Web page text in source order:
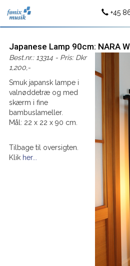
+45
Japanese Lamp 90cm: NARA
Best.nr.: 13314 - Pris: Dkr
1,200,-
Smuk japansk lampe i
valnøddetræ og med
skærm i fine
bambuslameller.
Mål: 22 x 22 x 90 cm.
Tilbage til oversigten.
Klik her...